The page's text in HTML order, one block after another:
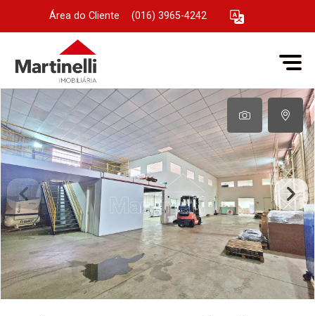
Área do Cliente (016) 3965-4242